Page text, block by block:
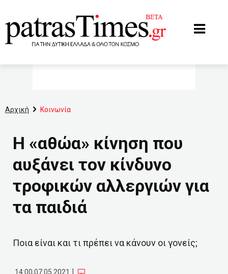
Αρχική Κοινωνία
Η «αθώα» κίνηση που
αυξάνει τον κίνδυνο
τροφικών αλλεργιών για
τα παιδιά
Ποια είναι και τι πρέπει να κάνουν οι γονείς;
14:00,07.05.2021